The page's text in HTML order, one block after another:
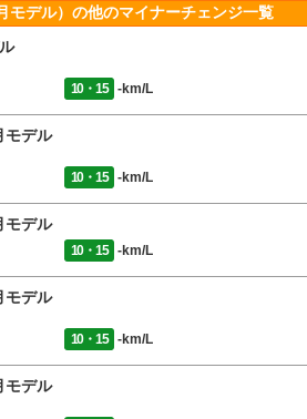
モデル）の他のマイナーチェンジ一覧
10・15 -km/L
モデル
10・15 -km/L
モデル
10・15 -km/L
モデル
10・15 -km/L
モデル